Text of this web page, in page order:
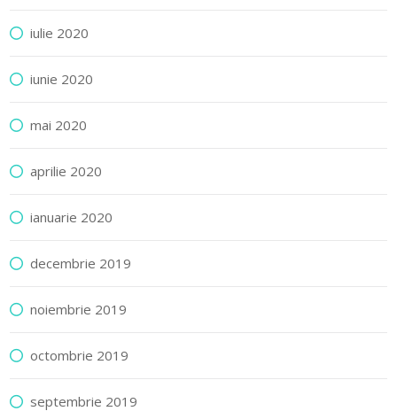
iulie 2020
iunie 2020
mai 2020
aprilie 2020
ianuarie 2020
decembrie 2019
noiembrie 2019
octombrie 2019
septembrie 2019